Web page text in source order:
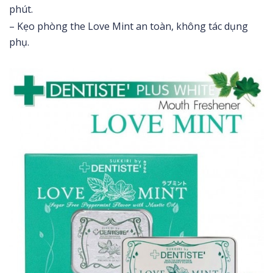
phút.
– Kẹo phòng the Love Mint an toàn, không tác dụng
phụ.